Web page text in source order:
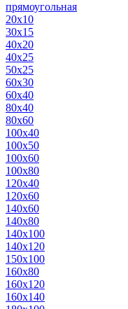
прямоугольная
20х10
30х15
40х20
40х25
50х25
60х30
60х40
80х40
80х60
100х40
100х50
100х60
100х80
120х40
120х60
140х60
140х80
140х100
140х120
150х100
160х80
160х120
160х140